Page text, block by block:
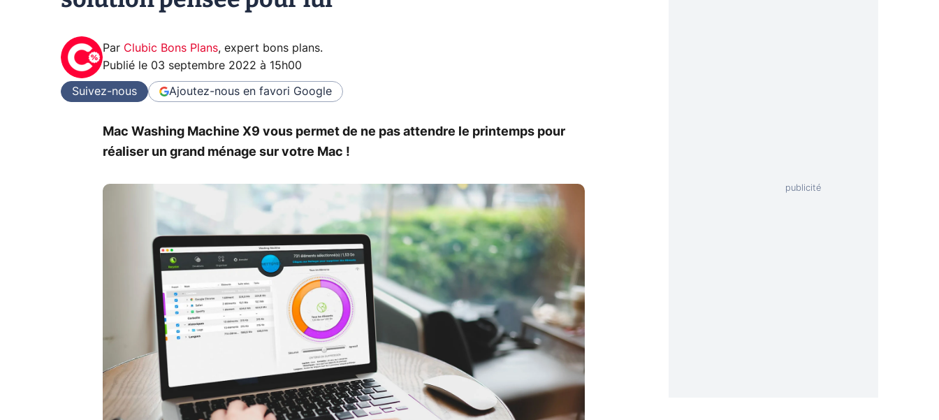
Par Clubic Bons Plans, expert bons plans.
Publié le 03 septembre 2022 à 15h00
Suivez-nous Ajoutez-nous en favori Google
Mac Washing Machine X9 vous permet de ne pas attendre le printemps pour
réaliser un grand ménage sur votre Mac !